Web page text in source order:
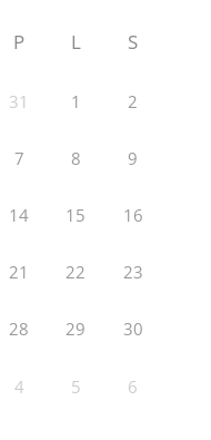
P L S
31 1 2
7 8 9
14 15 16
21 22 23
28 29 30
4 5 6